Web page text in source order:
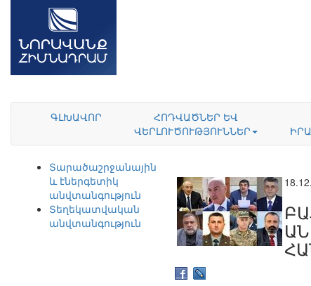
ԳԼԽԱՎՈՐ
ՀՈԴՎԱԾՆԵՐ ԵՎ
ՎԵՐԼՈՒԾՈՒԹՅՈՒՆՆԵՐ
Տարածաշրջանային
և էներգետիկ
անվտանգություն
Տեղեկատվական
անվտանգություն